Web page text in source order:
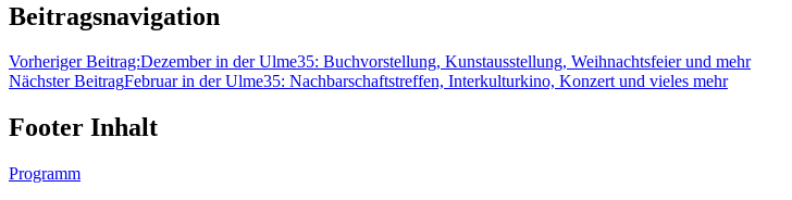
Beitragsnavigation
Vorheriger Beitrag:Dezember in der Ulme35: Buchvorstellung, Kunstausstellung, Weihnachtsfeier und mehr
Nächster BeitragFebruar in der Ulme35: Nachbarschaftstreffen, Interkulturkino, Konzert und vieles mehr
Footer Inhalt
Programm